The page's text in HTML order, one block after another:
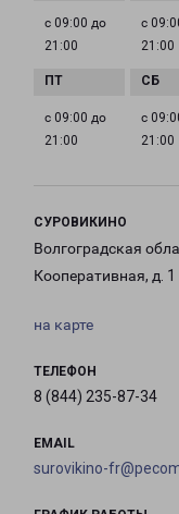
с 09:00 до
21:00
с
21:00
с 09:00 до
21:00
с
21:00
СУРОВИКИНО
Волгоградская
Кооперативная, д. 1
на карте
ТЕЛЕФОН
8 (844) 235-87-34
EMAIL
surovikino-